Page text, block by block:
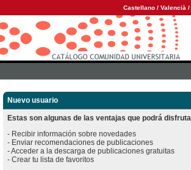
Castellano / Valencià /
Nuevo usuario
Estas son algunas de las ventajas que podrá
- Recibir información sobre novedades
- Enviar recomendaciones de publicaciones
- Acceder a la descarga de publicaciones gratuitas